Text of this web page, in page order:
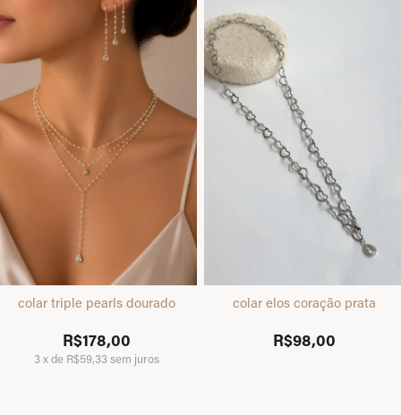
colar triple pearls dourado
R$178,00
3xde R$59,33sem juros
colar elos coração prata
R$98,00